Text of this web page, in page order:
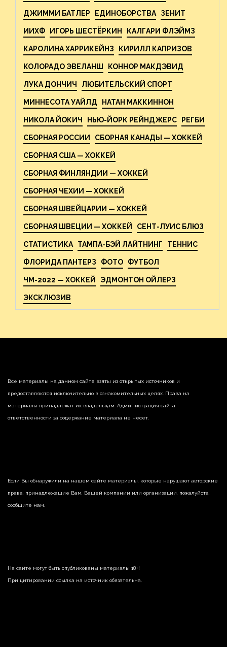
ДЖИММИ БАТЛЕР ЕДИНОБОРСТВА ЗЕНИТ
ИИХФ ИГОРЬ ШЕСТЁРКИН КАЛГАРИ ФЛЭЙМЗ
КАРОЛИНА ХАРРИКЕЙНЗ КИРИЛЛ КАПРИЗОВ
КОЛОРАДО ЭВЕЛАНШ КОННОР МАКДЭВИД
ЛУКА ДОНЧИЧ ЛЮБИТЕЛЬСКИЙ СПОРТ
МИННЕСОТА УАЙЛД НАТАН МАККИННОН
НИКОЛА ЙОКИЧ НЬЮ-ЙОРК РЕЙНДЖЕРС РЕГБИ
СБОРНАЯ РОССИИ СБОРНАЯ КАНАДЫ — ХОККЕЙ
СБОРНАЯ США — ХОККЕЙ
СБОРНАЯ ФИНЛЯНДИИ — ХОККЕЙ
СБОРНАЯ ЧЕХИИ — ХОККЕЙ
СБОРНАЯ ШВЕЙЦАРИИ — ХОККЕЙ
СБОРНАЯ ШВЕЦИИ — ХОККЕЙ СЕНТ-ЛУИС БЛЮЗ
СТАТИСТИКА ТАМПА-БЭЙ ЛАЙТНИНГ ТЕННИС
ФЛОРИДА ПАНТЕРЗ ФОТО ФУТБОЛ
ЧМ-2022 — ХОККЕЙ ЭДМОНТОН ОЙЛЕРЗ
ЭКСКЛЮЗИВ
Все материалы на данном сайте взяты из открытых источников и
предоставляются исключительно в ознакомительных целях. Права на
материалы принадлежат их владельцам. Администрация сайта
ответственности за содержание материала не несет.
Если Вы обнаружили на нашем сайте материалы, которые нарушают авторские
права, принадлежащие Вам, Вашей компании или организации, пожалуйста,
сообщите нам.
На сайте могут быть опубликованы материалы 18+!
При цитировании ссылка на источник обязательна.